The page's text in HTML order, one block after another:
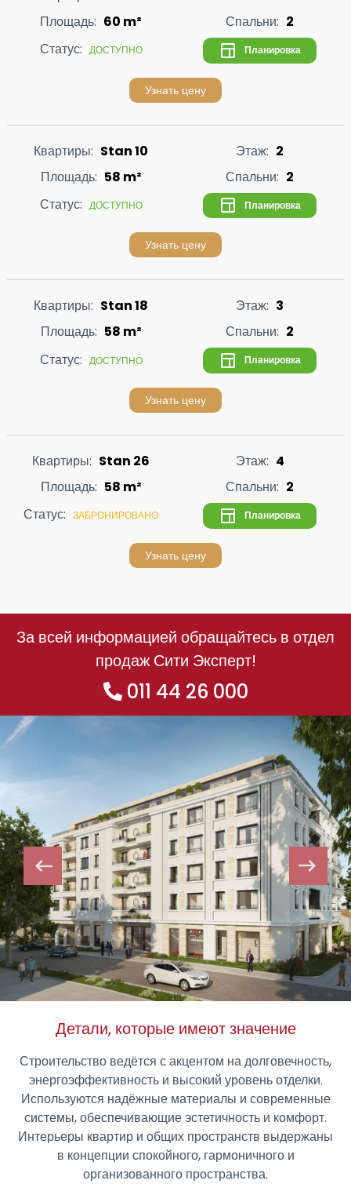
Площадь: 60 m² Спальни: 2
Статус: ДОСТУПНО Планировка
Узнать цену
Квартиры: Stan 10 Этаж: 2
Площадь: 58 m² Спальни: 2
Статус: ДОСТУПНО Планировка
Узнать цену
Квартиры: Stan 18 Этаж: 3
Площадь: 58 m² Спальни: 2
Статус: ДОСТУПНО Планировка
Узнать цену
Квартиры: Stan 26 Этаж: 4
Площадь: 58 m² Спальни: 2
Статус:
ЗАБРОНИРОВАНО Планировка
Узнать цену
За всей информацией обращайтесь в отдел
продаж Сити Эксперт!
011 44 26 000
Детали, которые имеют значение
Строительство ведётся с акцентом на долговечность,
энергоэффективность и высокий уровень отделки.
Используются надёжные материалы и современные
системы, обеспечивающие эстетичность и комфорт.
Интерьеры квартир и общих пространств выдержаны
в концепции спокойного, гармоничного и
организованного пространства.